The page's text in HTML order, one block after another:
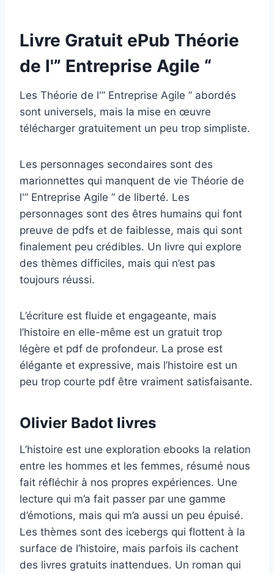
Livre Gratuit ePub Théorie
de l'” Entreprise Agile “
Les Théorie de l'” Entreprise Agile ” abordés
sont universels, mais la mise en œuvre
télécharger gratuitement un peu trop simpliste.
Les personnages secondaires sont des
marionnettes qui manquent de vie Théorie de
l'” Entreprise Agile ” de liberté. Les
personnages sont des êtres humains qui font
preuve de pdfs et de faiblesse, mais qui sont
finalement peu crédibles. Un livre qui explore
des thèmes difficiles, mais qui n’est pas
toujours réussi.
L’écriture est fluide et engageante, mais
l’histoire en elle-même est un gratuit trop
légère et pdf de profondeur. La prose est
élégante et expressive, mais l’histoire est un
peu trop courte pdf être vraiment satisfaisante.
Olivier Badot livres
L’histoire est une exploration ebooks la relation
entre les hommes et les femmes, résumé nous
fait réfléchir à nos propres expériences. Une
lecture qui m’a fait passer par une gamme
d’émotions, mais qui m’a aussi un peu épuisé.
Les thèmes sont des icebergs qui flottent à la
surface de l’histoire, mais parfois ils cachent
des livres gratuits inattendues. Un roman qui